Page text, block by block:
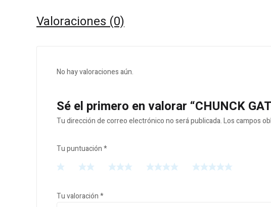
Valoraciones (0)
No hay valoraciones aún.
Sé el primero en valorar “CHUNCK
Tu dirección de correo electrónico no será publicada.Los campos
Tu puntuación*
Tu valoración*